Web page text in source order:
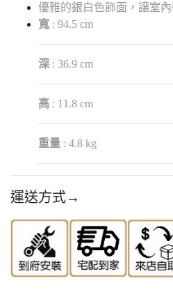
優雅的銀白色飾面，讓室
寬 : 94.5 cm
深 : 36.9 cm
高 : 11.8 cm
重量 : 4.8 kg
運送方式→